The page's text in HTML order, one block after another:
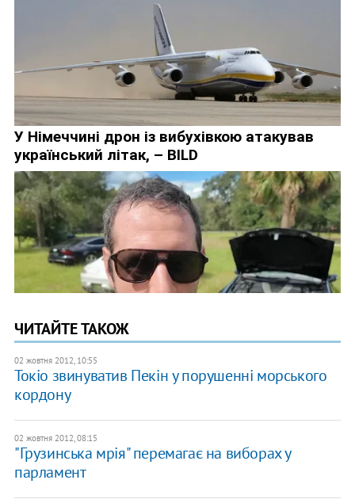
ЧИТАЙТЕ ТАКОЖ
02 жовтня 2012, 10:55
Токіо звинуватив Пекін у порушенні морського
кордону
02 жовтня 2012, 08:15
"Грузинська мрія" перемагає на виборах у
парламент